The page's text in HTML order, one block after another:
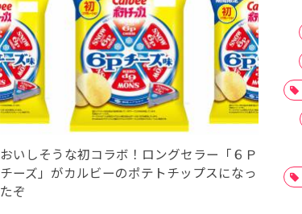
おいしそうな初コラボ！ロングセラー「６Ｐ
チーズ」がカルビーのポテトチップスになっ
たぞ